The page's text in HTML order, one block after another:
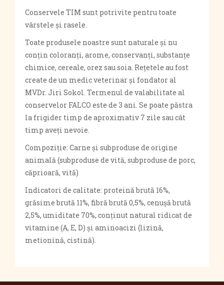
Conservele TIM sunt potrivite pentru toate
vârstele și rasele.
Toate produsele noastre sunt naturale și nu
conțin coloranți, arome, conservanți, substanțe
chimice, cereale, orez sau soia. Rețetele au fost
create de un medic veterinar și fondator al
MVDr. Jiri Sokol. Termenul de valabilitate al
conservelor FALCO este de 3 ani. Se poate păstra
la frigider timp de aproximativ 7 zile sau cât
timp aveți nevoie.
Compoziție: Carne și subproduse de origine
animală (subproduse de vită, subproduse de porc,
căprioară, vită)
Indicatori de calitate: proteină brută 16%,
grăsime brută 11%, fibră brută 0,5%, cenușă brută
2,5%, umiditate 70%, conținut natural ridicat de
vitamine (A, E, D) și aminoacizi (lizină,
metionină, cistină).